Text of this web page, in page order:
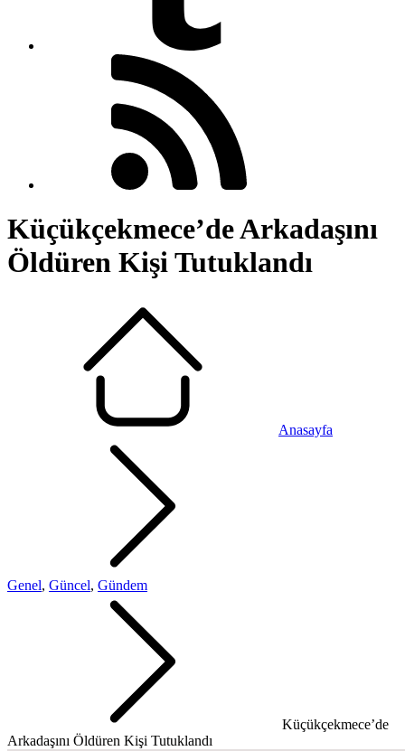
Küçükçekmece’de Arkadaşını
Öldüren Kişi Tutuklandı
Anasayfa
Genel, Güncel, Gündem
Küçükçekmece’de
Arkadaşını Öldüren Kişi Tutuklandı